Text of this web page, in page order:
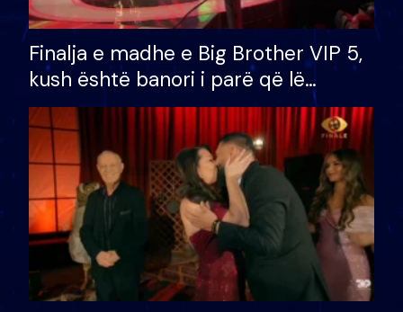
Finalja e madhe e Big Brother VIP 5,
kush është banori i parë që lë
shtëpinë dhe humb mundësinë për
të fituar çmimin e madh